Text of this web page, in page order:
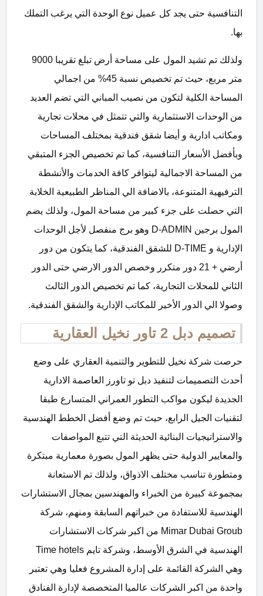
التنافسية حتى يجد كل عميل نوع الوحدة التي يرغب التملك
بها.
ولذلك تم تشيد المول على مساحة أرض تبلغ تقريبا 9000
متر مربع، حيث تم تخصيص نسبة 45% من اجمالي
المساحة الكلية لتكون من نصيب المباني التي تضم العديد
من الوحدات الاستثمارية والتي تتمثل في محلات تجارية
ومكاتب ادارية و أيضا شقق فندقية بمختلف المساحات
وبأفضل الأسعار التنافسية، كما تم تخصيص الجزء المتبقي
من المساحة الاجمالية ليتوافر كافة الخدمات والأنشطة
الترفيهية المتنوعة، بالاضافة الي المناظر الطبيعية الخلابة
التي حصلت على جزء كبير من مساحة المول، ولذلك يضم
المول برجين D-ADMIN وهو برج منفصل لأجل الوحدات
الإدارية و D-TIME للشقق الفندقية، كما يتكون من دور
أرضي + 21 دور متكرر وخصص الدور الارضي حتى الدور
الثاني للمحلات التجارية، كما تم تخصيص الدور الثالث
وصولا الي الدور الأخير للمكاتب الإدارية والشقق الفندقية.
تصميم دبل 2 تاور نخيل العقارية
حرصت شركة نخيل للتطوير والتنمية العقاري على وضع
أحدث التصميمات لتنفيذ دبل تو تاورز العاصمة الادارية
الجديدة ليكون مواكب التطور العمراني المتسارع طبقا
لتقنيات الجيل الرابع، حيث تم وضع أفضل الخطط الهندسية
والاستراتيجيات البنائية الحديثة التي تتبع المواصفات
والمعايير الدولية حتى يظهر المول بصورة معمارية مبتكرة
ومتطورة تناسب مختلف الاذواق، ولذلك تم الاستعانة
بمجموعة كبيرة من الخبراء والمهندسين بمجال الاستشارات
الهندسية للاستفادة من خبراتهم السابقة ومنهم، شركة
Mimar Dubai Groub من اكبر شركات الاستشارات
الهندسية في الشرق الأوسط، وشركة تايم Time hotels
وهي الشركة القائمة على إدارة المشروع فعليا وهي تعتبر
واحدة من اكبر الشركات عالميا المتخصصة لإدارة الفنادق